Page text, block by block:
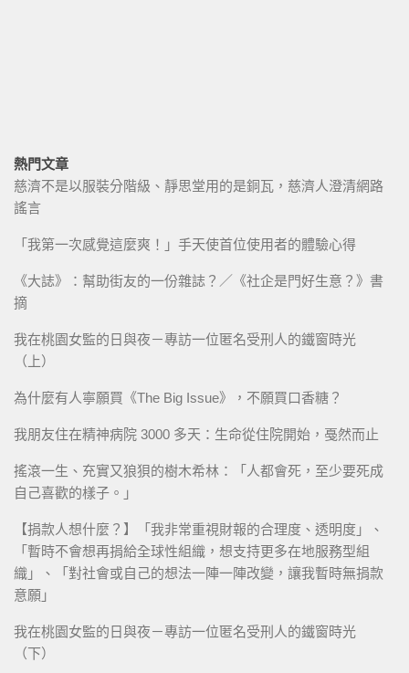
熱門文章
慈濟不是以服裝分階級、靜思堂用的是銅瓦，慈濟人澄清網路
謠言
「我第一次感覺這麼爽！」手天使首位使用者的體驗心得
《大誌》：幫助街友的一份雜誌？／《社企是門好生意？》書
摘
我在桃園女監的日與夜－專訪一位匿名受刑人的鐵窗時光
（上）
為什麼有人寧願買《The Big Issue》，不願買口香糖？
我朋友住在精神病院 3000 多天：生命從住院開始，戞然而止
搖滾一生、充實又狼狽的樹木希林：「人都會死，至少要死成
自己喜歡的樣子。」
【捐款人想什麼？】「我非常重視財報的合理度、透明度」、
「暫時不會想再捐給全球性組織，想支持更多在地服務型組
織」、「對社會或自己的想法一陣一陣改變，讓我暫時無捐款
意願」
我在桃園女監的日與夜－專訪一位匿名受刑人的鐵窗時光
（下）